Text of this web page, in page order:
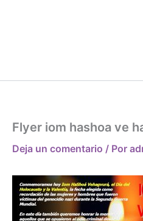
Flyer iom hashoa ve
Deja un comentario / Por